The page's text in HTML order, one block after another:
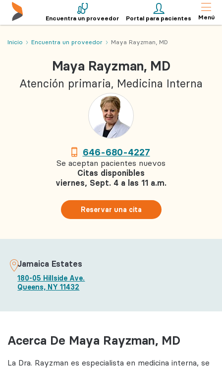
Encuentra un proveedor Portal para pacientes Menú
Inicio Encuentra un proveedor Maya Rayzman, MD
Maya Rayzman, MD
Atención primaria, Medicina Interna
646-680-4227
Se aceptan pacientes nuevos
Citas disponibles
viernes, Sept. 4 a las 11 a.m.
Reservar una cita
Jamaica Estates
180-05 Hillside Ave.
Queens, NY 11432
Acerca De Maya Rayzman, MD
La Dra. Rayzman es especialista en medicina interna, se